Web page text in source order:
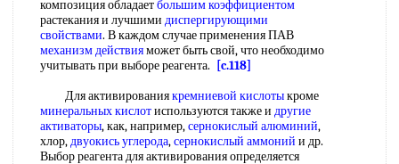
композиция обладаетбольшим коэффициентом
растекания и лучшими диспергирующими
свойствами. В каждом случае применения ПАВ
механизм действияможет быть свой, что необходимо
учитывать при выборе реагента.
[c.118]
Для активированиякремниевой кислотыкроме
минеральных кислотиспользуются также и другие
активаторы, как, например,сернокислый алюминий,
хлор,двуокись углерода,сернокислый аммоний и др.
Выбор реагента для активирования определяется